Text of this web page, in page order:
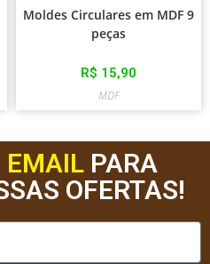
Moldes Circulares em MDF 9
peças
R$ 15,90
MDF
EMAILPARA
OFERTAS!